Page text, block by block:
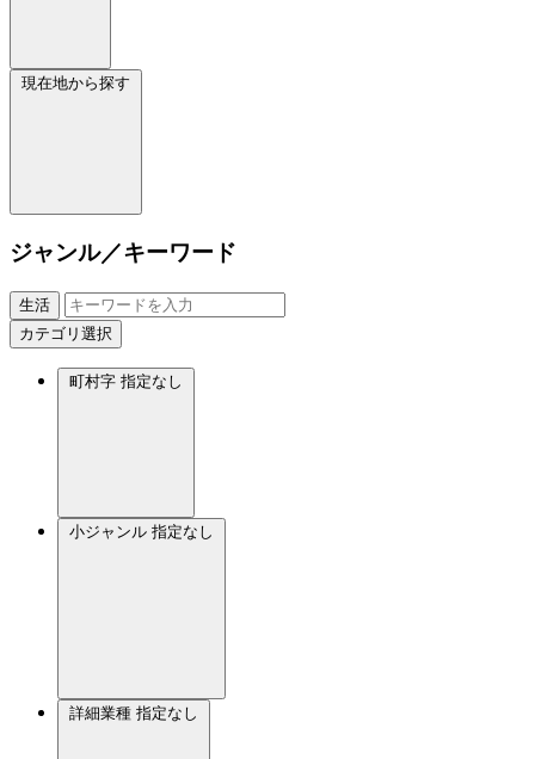
現在地から探す
ジャンル／キーワード
生活
カテゴリ選択
町村字 指定なし
小ジャンル 指定なし
詳細業種 指定なし